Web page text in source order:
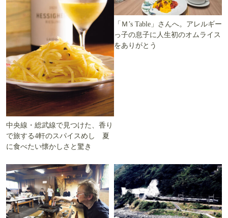
中央線・総武線で見つけた、香り
で旅する4軒のスパイスめし 夏
に食べたい懐かしさと驚き
「Ｍ’s Table」さんへ。アレルギー
っ子の息子に人生初のオムライス
をありがとう